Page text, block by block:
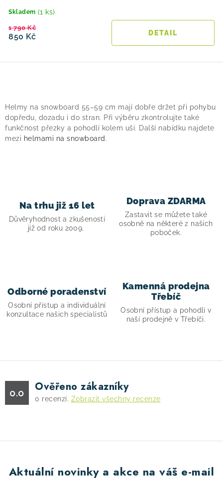
Skladem (1 ks)
850 Kč
1 790 Kč
v
l
á
d
v
p
s
Helmy na snowboard 55–59 cm mají dobře držet při pohybu
dopředu, dozadu i do stran. Při výběru zkontrolujte také
funkčnost přezky a pohodlí kolem uší. Další nabídku najdete
mezi helmami na snowboard .
Na trhu již 16 let
Důvěryhodnost a zkušenosti
již od roku 2009.
Doprava ZDARMA
Zastavit se můžete také
osobně na některé z našich
poboček.
Odborné poradenství
Osobní přístup a individuální
konzultace našich specialistů
Kamenná prodejna
Třebíč
Osobní přístup a pohodlí v
naší prodejně v Třebíči.
0.0 Ověřeno zákazníky
0 recenzí. Zobrazit všechny recenze
Aktuální novinky a akce na váš e-mail